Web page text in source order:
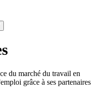
du marché du travail en
grâce à ses partenaires